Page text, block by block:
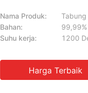
Nama Produk:
Bahan:
Suhu kerja:
1200
Harga Terbaik